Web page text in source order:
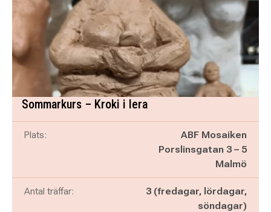
Sommarkurs – Kroki i lera
Plats:
ABF Mosaiken
Porslinsgatan 3 – 5
Malmö
Antal träffar:
3 (fredagar, lördagar,
söndagar)